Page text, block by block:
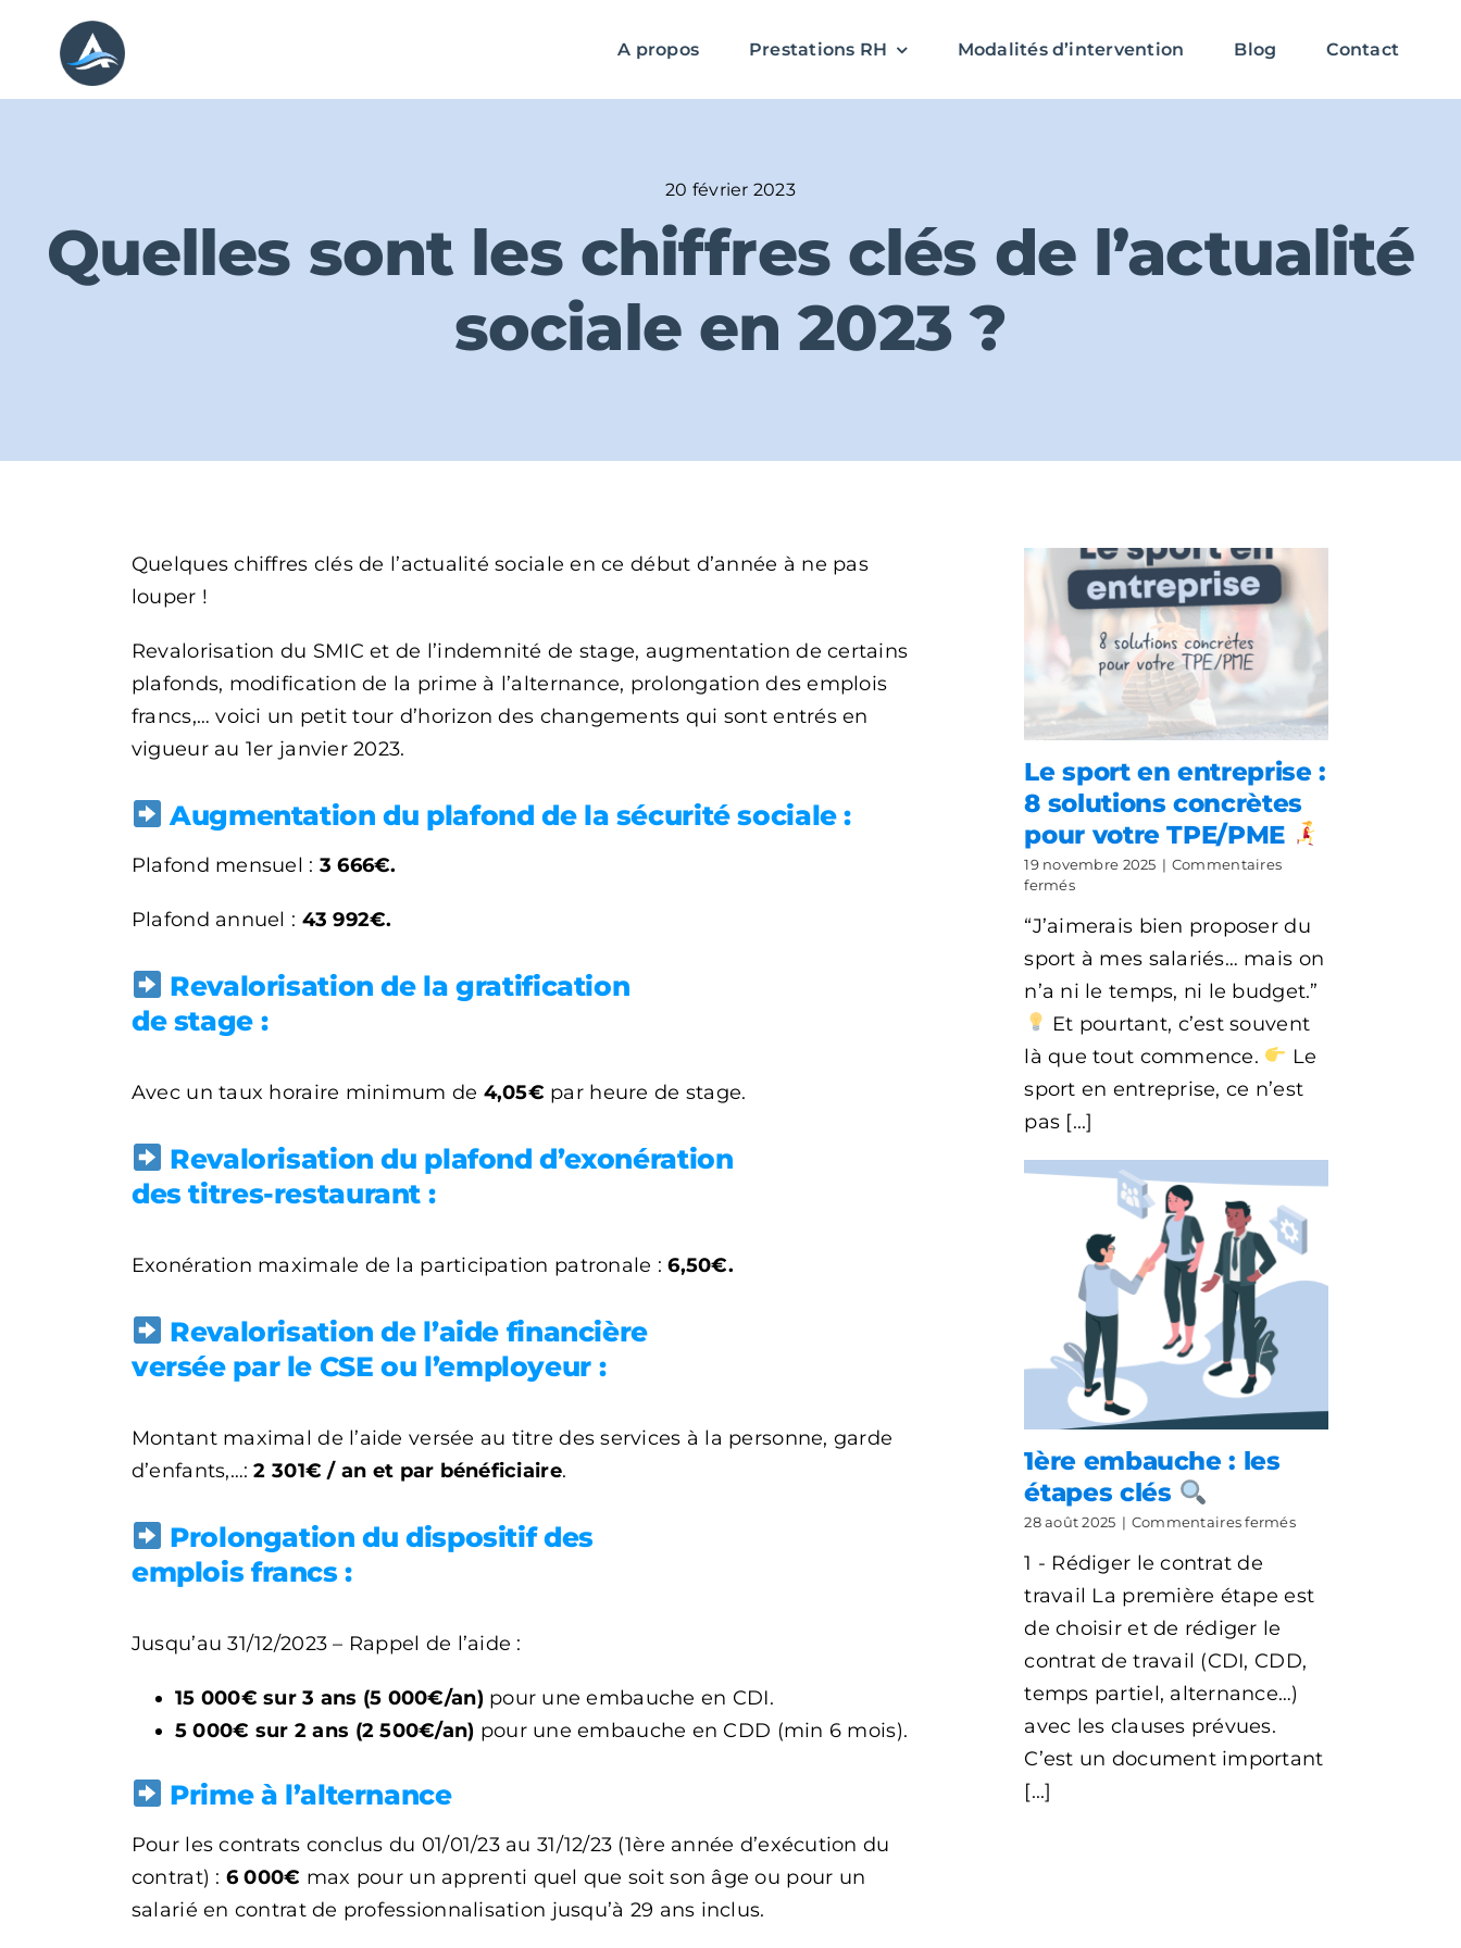
contenu
A propos Prestations RH Modalités d’intervention Blog Contact
20 février 2023
Quelles sont les chiffres clés de l’actualité
sociale en 2023 ?
Quelques chiffres clés de l’actualité sociale en ce début d’année à ne pas
louper !
Revalorisation du SMIC et de l’indemnité de stage, augmentation de certains
plafonds, modification de la prime à l’alternance, prolongation des emplois
francs,… voici un petit tour d’horizon des changements qui sont entrés en
vigueur au 1er janvier 2023.
Augmentation du plafond de la sécurité sociale :
Plafond mensuel : 3 666€.
Plafond annuel : 43 992€.
Revalorisation de la gratification
de stage :
Avec un taux horaire minimum de 4,05€ par heure de stage.
Revalorisation du plafond d’exonération
des titres-restaurant :
Exonération maximale de la participation patronale :6,50€.
Revalorisation de l’aide financière
versée par le CSE ou l’employeur :
Montant maximal de l’aide versée au titre des services à la personne, garde
d’enfants,…:2 301€ / an et par bénéficiaire.
Prolongation du dispositif des
emplois francs :
Jusqu’au 31/12/2023 – Rappel de l’aide :
15 000€ sur 3 ans (5 000€/an)pour une embauche en CDI.
5 000€ sur 2 ans (2 500€/an) pour une embauche en CDD (min 6 mois).
Prime à l’alternance
Pour les contrats conclus du 01/01/23 au 31/12/23 (1ère année d’exécution du
contrat) : 6 000€ max pour un apprenti quel que soit son âge ou pour un
salarié en contrat de professionnalisation jusqu’à 29 ans inclus.
Le sport en entreprise :
8 solutions concrètes
pour votre TPE/PME
19 novembre 2025 | Commentaires
ferméssur
sport
entreprise
:
solutions
concrètes
pour
votre
TPE/PME
“J’aimerais bien proposer du
sport à mes salariés… mais on
n’a ni le temps, ni le budget.”
Et pourtant, c’est souvent
là que tout commence.
Le
sport en entreprise, ce n’est
pas [...]
1ère embauche ​: les
étapes clés
28 août 2025 | Commentaires ferméssur
:
clés
1 - Rédiger le contrat de
travail La première étape est
de choisir et de rédiger le
contrat de travail (CDI, CDD,
temps partiel, alternance…)
avec les clauses prévues.
C’est un document important
[...]